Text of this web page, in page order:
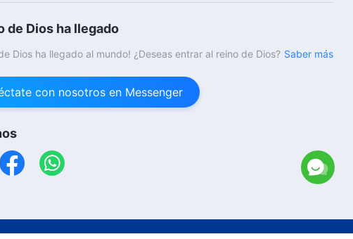
de Dios ha llegado
Dios ha llegado al mundo! ¿Deseas entrar al reino de Dios? Saber más
con nosotros en Messenger